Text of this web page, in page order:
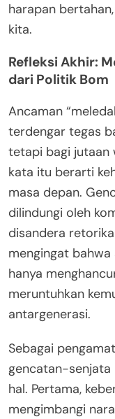
harapan
kita.
Refleksi Akhir:
dari Politik Bom
Ancaman
terdengar tegas
tetapi bagi jutaan
kata itu berarti
masa depan.
dilindungi oleh
disandera
mengingat
hanya
meruntuhkan
antargenerasi.
Sebagai
gencatan-senjata
hal. Pertama,
mengimbangi